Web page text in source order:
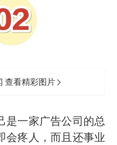
查看精彩图片
是一家广告公司的总
会疼人，而且还事业